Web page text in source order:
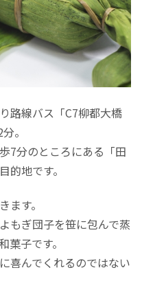
路線バス「C7柳都大橋
。
7分のところにある「田
的地です。
ます。
もぎ団子を笹に包んで蒸
菓子です。
喜んでくれるのではない